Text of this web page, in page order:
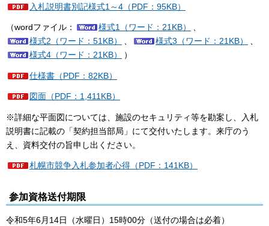
入札説明書別記様式1～4（PDF：95KB）
（wordファイル： 様式1（ワード：21KB）
、
様式2（ワード：51KB）
、 様式3（ワード：21KB）
、
様式4（ワード：21KB）
）
仕様書（PDF：82KB）
図面（PDF：1,411KB）
※詳細な平面図については、施設のセキュリティ等を勘案し、入札
説明書に記載の「契約担当部局」にて交付いたします。来庁のう
え、資料交付の旨申し出ください。
札幌市競争入札参加者心得（PDF：141KB）
参加資格送付期限
令和5年6月14日（水曜日）15時00分（送付の場合は必着）